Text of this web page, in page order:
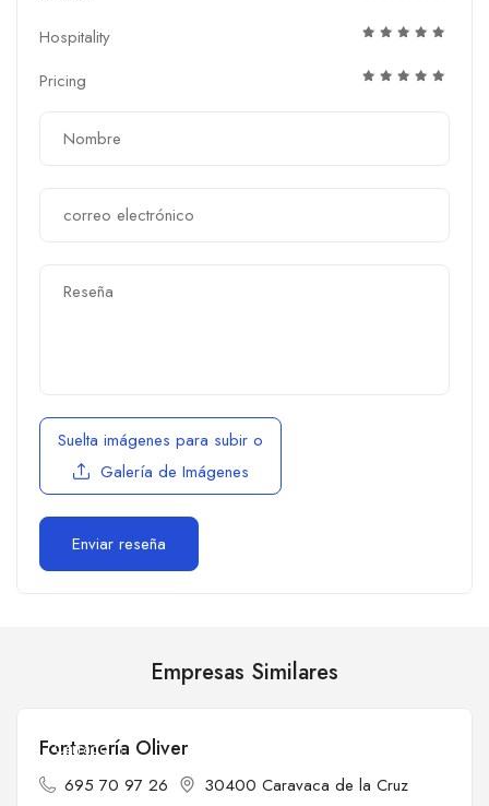
Hospitality
Pricing
Suelta imágenes para subir o
Galería de Imágenes
Empresas Similares
Cerrado
Fontanería Oliver
695 70 97 26 30400 Caravaca de la Cruz